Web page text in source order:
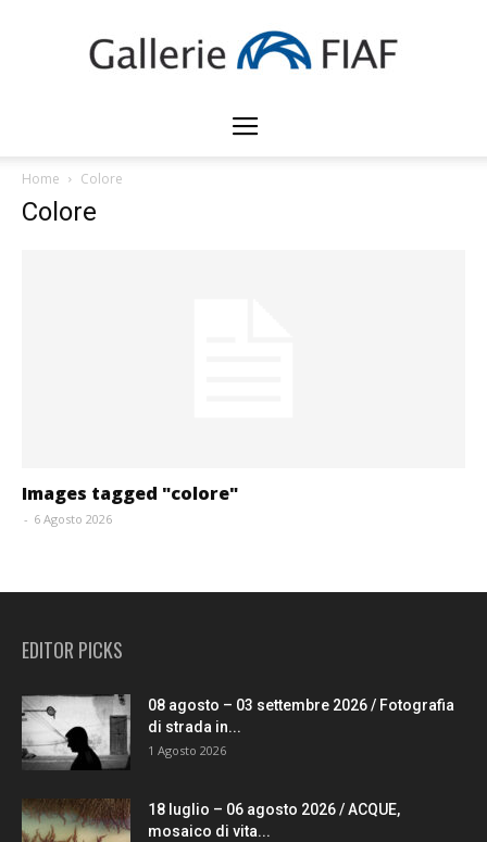
Gallerie
Home Colore
Colore
Images tagged "colore"
- 6 Agosto 2026
EDITOR PICKS
08 agosto – 03 settembre 2026 / Fotografia
di strada in...
1 Agosto 2026
18 luglio – 06 agosto 2026 / ACQUE,
mosaico di vita...